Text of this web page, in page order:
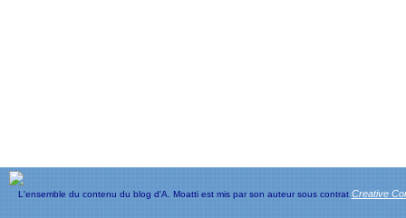
L'ensemble du contenu du blog d'A. Moatti est mis par son auteur sous contrat Creative